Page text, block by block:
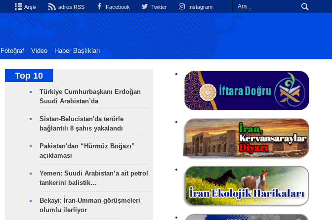
Arşiv adres RSS Facebook Twitter Instagram
Fotoğraf Video Haber Başlıkları
Top 10
Türkiye Cumhurbaşkanı Erdoğan
Suudi Arabistan’da
Sistan-Belucistan'da terörle
bağlantılı 8 şahıs yakalandı
Pakistan'dan “Hürmüz Boğazı”
açıklaması
Yemen: Suudi Arabistan’a ait petrol
tankerini balistik…
Bekayi: İran-Umman görüşmeleri
olumlu ilerliyor